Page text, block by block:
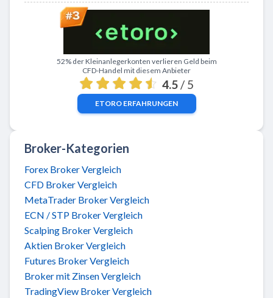
Zu eToro
52% der Kleinanlegerkonten verlieren Geld beim
CFD-Handel mit diesem Anbieter
4.5 / 5
ETORO ERFAHRUNGEN
Broker-Kategorien
Forex Broker Vergleich
CFD Broker Vergleich
MetaTrader Broker Vergleich
ECN / STP Broker Vergleich
Scalping Broker Vergleich
Aktien Broker Vergleich
Futures Broker Vergleich
Broker mit Zinsen Vergleich
TradingView Broker Vergleich